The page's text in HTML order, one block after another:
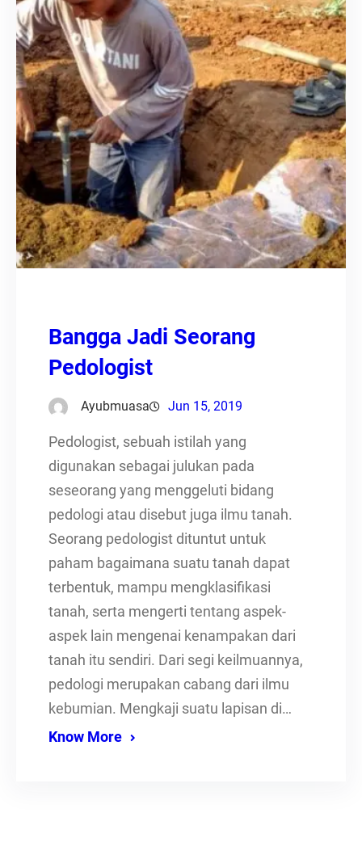
Bangga Jadi Seorang
Pedologist
Ayubmuasa Jun 15, 2019
Pedologist, sebuah istilah yang
digunakan sebagai julukan pada
seseorang yang menggeluti bidang
pedologi atau disebut juga ilmu tanah.
Seorang pedologist dituntut untuk
paham bagaimana suatu tanah dapat
terbentuk, mampu mengklasifikasi
tanah, serta mengerti tentang aspek-
aspek lain mengenai kenampakan dari
tanah itu sendiri. Dari segi keilmuannya,
pedologi merupakan cabang dari ilmu
kebumian. Mengkaji suatu lapisan di…
Know More